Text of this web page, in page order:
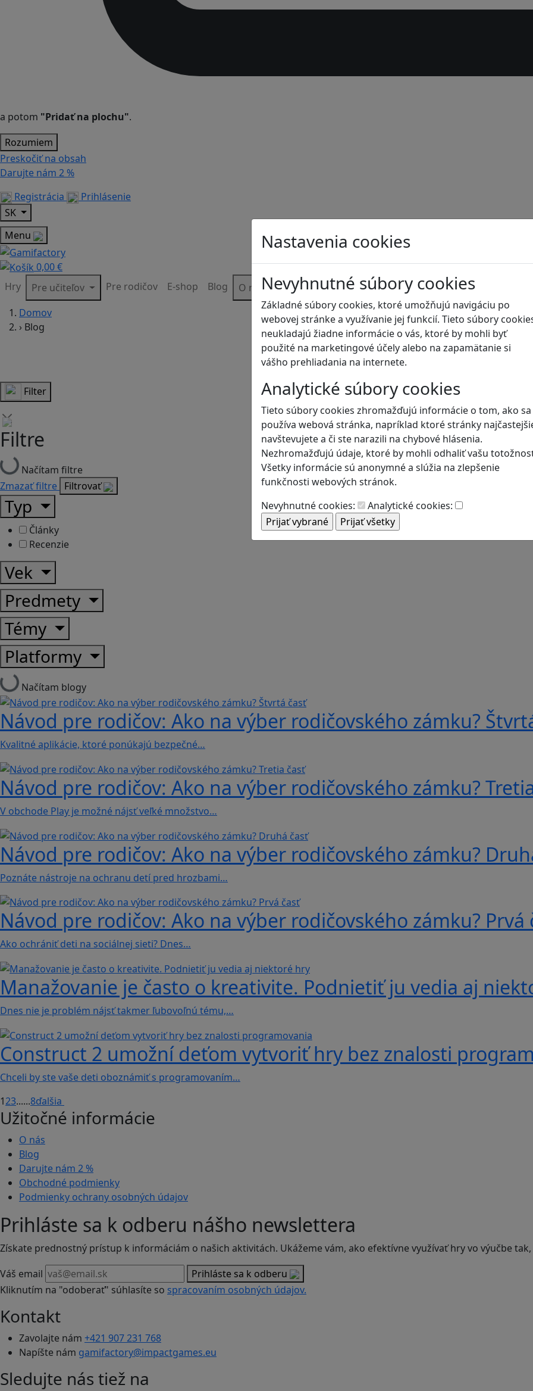
a potom "Pridať na plochu".
Rozumiem
Preskočiť na obsah
Darujte nám 2 %
Registrácia
Prihlásenie
SK
Menu
0,00 €
Hry
Pre učiteľov Pre rodičov E-shop Blog O nás
Nastavenia cookies
Nevyhnutné súbory cookies
Základné súbory cookies, ktoré umožňujú navigáciu po
webovej stránke a využívanie jej funkcií. Tieto súbory
neukladajú žiadne informácie o vás, ktoré by mohli byť
použité na marketingové účely alebo na zapamätanie si
vášho prehliadania na internete.
Analytické súbory cookies
Tieto súbory cookies zhromažďujú informácie o tom, ako sa
používa webová stránka, napríklad ktoré stránky
navštevujete a či ste narazili na chybové hlásenia.
Nezhromažďujú údaje, ktoré by mohli odhaliť vašu
Všetky informácie sú anonymné a slúžia na zlepšenie
funkčnosti webových stránok.
Nevyhnutné cookies:
Analytické cookies:
Domov
› Blog
Blog
Filter
Filtre
Načítam filtre
Zmazať filtre Filtrovať
Typ
Články
Recenzie
Vek
Predmety
Témy
Platformy
Načítam blogy
Návod pre rodičov: Ako na výber rodičovského zámku?
Kvalitné aplikácie, ktoré ponúkajú bezpečné…
Návod pre rodičov: Ako na výber rodičovského zámku?
V obchode Play je možné nájsť veľké množstvo…
Návod pre rodičov: Ako na výber rodičovského zámku?
Poznáte nástroje na ochranu detí pred hrozbami…
Návod pre rodičov: Ako na výber rodičovského zámku? Prvá
Ako ochrániť deti na sociálnej sieti? Dnes…
Manažovanie je často o kreativite. Podnietiť ju vedia aj
Dnes nie je problém nájsť takmer ľubovoľnú tému,…
Construct 2 umožní deťom vytvoriť hry bez znalosti
Chceli by ste vaše deti oboznámiť s programovaním…
123......8ďalšia
Užitočné informácie
O nás
Blog
Darujte nám 2 %
Obchodné podmienky
Podmienky ochrany osobných údajov
Prihláste sa k odberu nášho newslettera
Získate prednostný prístup k informáciám o našich aktivitách. Ukážeme vám, ako efektívne využívať hry vo výučbe
Váš email
Prihláste sa k odberu
Kliknutím na "odoberať" súhlasíte so spracovaním osobných údajov.
Kontakt
Zavolajte nám +421 907 231 768
Napíšte nám gamifactory@impactgames.eu
Sledujte nás tiež na